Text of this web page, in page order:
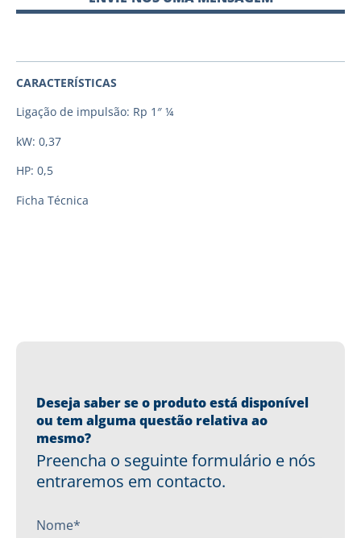
CARACTERÍSTICAS
Ligação de impulsão: Rp 1″ ¼
kW: 0,37
HP: 0,5
Ficha Técnica
Deseja saber se o produto está disponível
ou tem alguma questão relativa ao
mesmo?
Preencha o seguinte formulário e nós
entraremos em contacto.
Nome*